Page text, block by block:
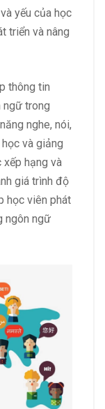
yếu của học
triển và nâng
thông tin
ngữ trong
nghe, nói,
và giảng
hạng và
giá trình độ
học viên phát
ngôn ngữ